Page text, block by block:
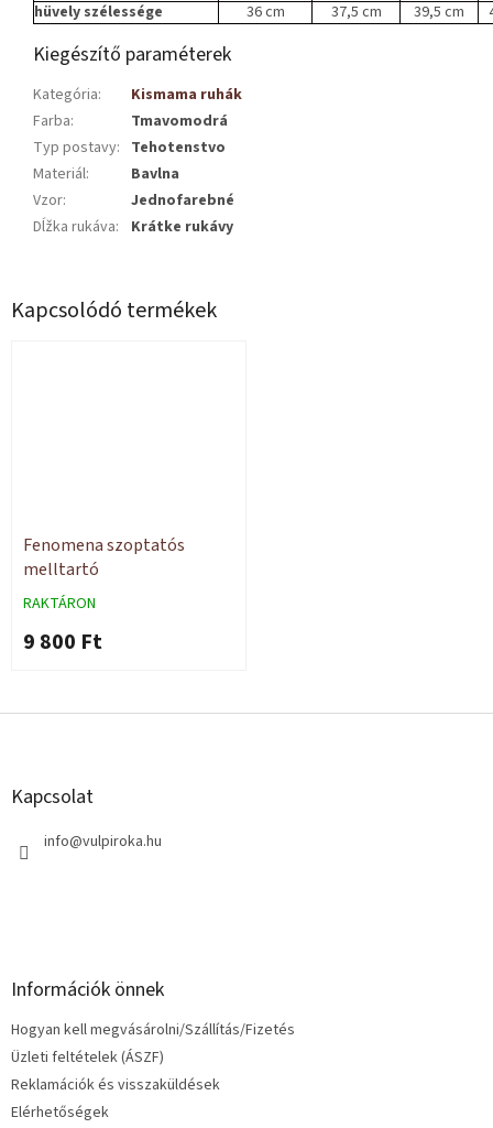
Kapcsolódó termékek
Fenomena szoptatós
melltartó
RAKTÁRON
9 800 Ft
hüvely szélessége
36 cm 37,5 cm 39,5 cm
Kiegészítő paraméterek
Kategória:
Kismama ruhák
Farba:
Tmavomodrá
Typ postavy: Tehotenstvo
Materiál:
Bavlna
Vzor:
Jednofarebné
Dĺžka rukáva: Krátke rukávy
L
Kapcsolat
info@vulpiroka.hu
Információk önnek
Hogyan kell megvásárolni/Szállítás/Fizetés
Üzleti feltételek (ÁSZF)
Reklamációk és visszaküldések
Elérhetőségek